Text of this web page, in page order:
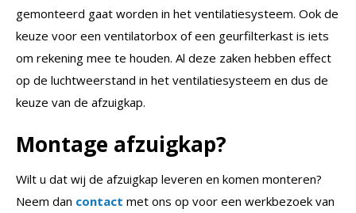
gemonteerd gaat worden in het ventilatiesysteem. Ook de
keuze voor een ventilatorbox of een geurfilterkast is iets
om rekening mee te houden. Al deze zaken hebben effect
op de luchtweerstand in het ventilatiesysteem en dus de
keuze van de afzuigkap.
Montage afzuigkap?
Wilt u dat wij de afzuigkap leveren en komen monteren?
Neem dan contact met ons op voor een werkbezoek van